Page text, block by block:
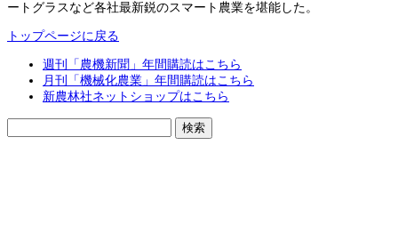
ートグラスなど各社最新鋭のスマート農業を堪能した。
トップページに戻る
週刊「農機新聞」年間購読はこちら
月刊「機械化農業」年間購読はこちら
新農林社ネットショップはこちら
索: